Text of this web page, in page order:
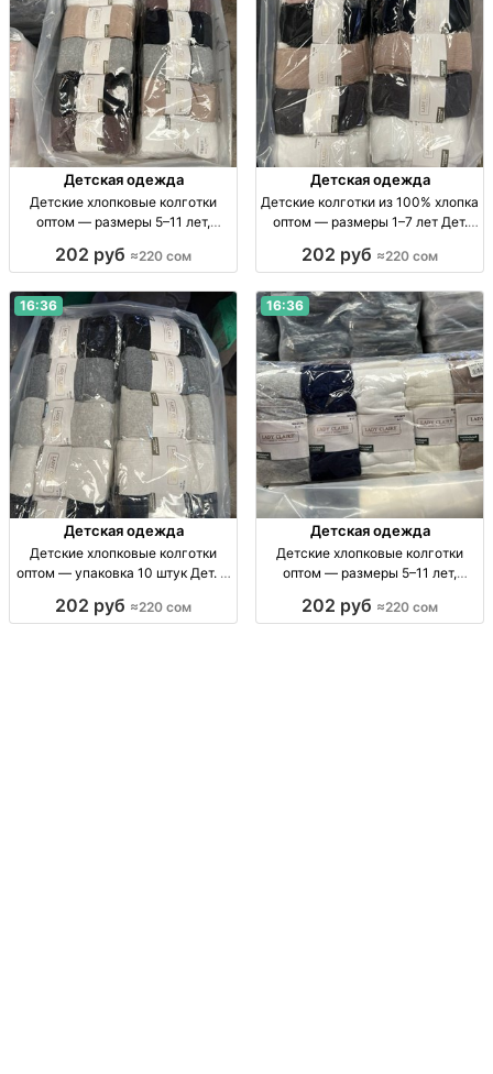
Детская одежда
Детские хлопковые колготки
оптом — размеры 5–11 лет,
колготки, р-р 5–7, 7–9, 9–11 лет,
202 руб ≈220 сом
Детская одежда
Детские колготки из 100% хлопка
оптом — размеры 1–7 лет Дет.
лет, уп. 10 шт.
202 руб ≈220 сом
16:36
Детская одежда
Детские хлопковые колготки
оптом — упаковка 10 штук Дет. х/
лет, уп. 10 шт.
202 руб ≈220 сом
16:36
Детская одежда
Детские хлопковые колготки
оптом — размеры 5–11 лет,
колготки, р-ры 5–7, 7–9, 9–11 лет,
202 руб ≈220 сом